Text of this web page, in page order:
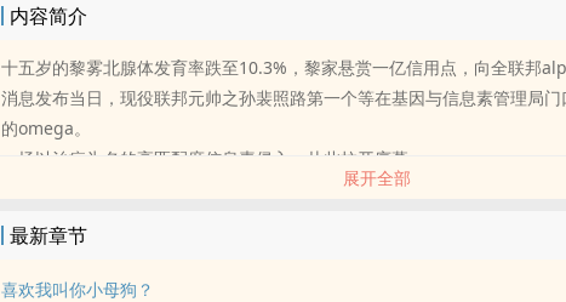
内容简介
十五岁的黎雾北腺体发育率跌至10.3%，黎家悬赏一亿信用点，向全联邦
消息发布当日，现役联邦元帅之孙裴照路第一个等在基因与信息素管理局
的omega。
一场以治病为名的高匹配度信息素侵入，从此拉开序幕。
军区大院太子爷alpha X 医药世家继承人omega
简体版‍‌‎高‎‌H‌‎1V1BG星际
展开全部
最新章节
喜欢我叫你小母狗？